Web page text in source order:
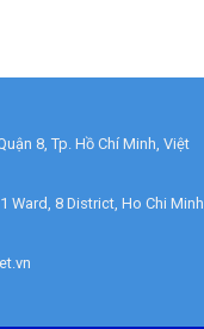
8, Tp. Hồ Chí Minh, Việt
Ward, 8 District, Ho Chi Minh